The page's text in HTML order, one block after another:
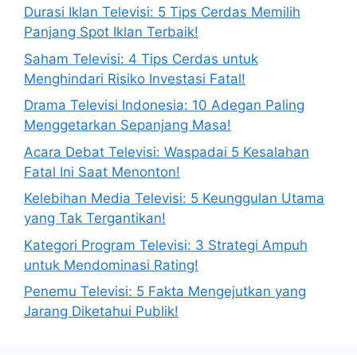
Durasi Iklan Televisi: 5 Tips Cerdas Memilih
Panjang Spot Iklan Terbaik!
Saham Televisi: 4 Tips Cerdas untuk
Menghindari Risiko Investasi Fatal!
Drama Televisi Indonesia: 10 Adegan Paling
Menggetarkan Sepanjang Masa!
Acara Debat Televisi: Waspadai 5 Kesalahan
Fatal Ini Saat Menonton!
Kelebihan Media Televisi: 5 Keunggulan Utama
yang Tak Tergantikan!
Kategori Program Televisi: 3 Strategi Ampuh
untuk Mendominasi Rating!
Penemu Televisi: 5 Fakta Mengejutkan yang
Jarang Diketahui Publik!